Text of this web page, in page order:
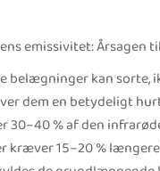
emissivitet:
belægninger kan
dem en betydeligt
% af den
kræver 15–20 %